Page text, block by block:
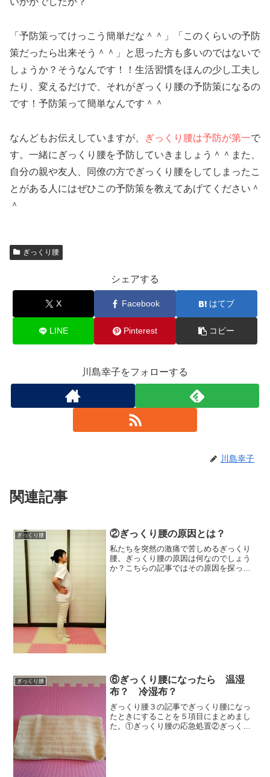
「予防策ってけっこう簡単だな＾＾」「このくらいの予防
策だったら出来そう＾＾」と思った方も多いのではないで
しょうか？そうなんです！！生活習慣をほんの少し工夫し
たり、変えるだけで、それがぎっくり腰の予防策になるの
です！予防策って簡単なんです＾＾
なんどもお伝えしていますが、 ぎっくり腰は予防が第一で
す。一緒にぎっくり腰を予防していきましょう＾＾また、
自分の親や友人、同僚の方でぎっくり腰をしてしまったこ
とがある人にはぜひこの予防策を教えてあげてください＾
＾
ぎっくり腰
シェアする
X Facebook はてブ
LINE Pinterest コピー
川島幸子をフォローする
川島幸子
関連記事
ぎっくり腰 ②ぎっくり腰の原因とは？
私たちを突然の激痛で苦しめるぎっくり
腰。ぎっくり腰の原因は何なのでしょう
か？こちらの記事ではその原因を探って
ぎっくり腰
⑥ぎっくり腰になったら 温湿
布？ 冷湿布？
ぎっくり腰３の記事でぎっくり腰になっ
たときにすることを５項目にまとめまし
た。①ぎっくり腰の応急処置②ぎっくり